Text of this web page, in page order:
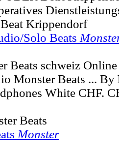
Krippendorf
Solo Beats
Beats schweiz
Monster Beats ... By
White CHF.
Beats
Monster